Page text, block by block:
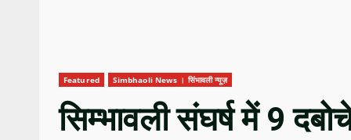
Featured Simbhaoli News । सिंभावली न्यूज़
सिम्भावली संघर्ष में 9